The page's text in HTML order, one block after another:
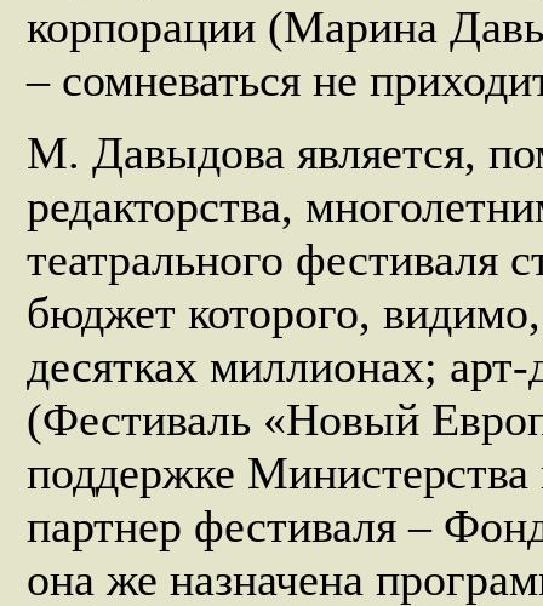
корпорации (Марина
– сомневаться не
М. Давыдова является,
редакторства,
театрального фестиваля
бюджет которого,
десятках миллионах;
(Фестиваль «Новый
поддержке
партнер фестиваля –
она же назначена